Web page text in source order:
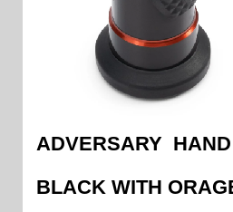
ADVERSARY
BLACK WITH